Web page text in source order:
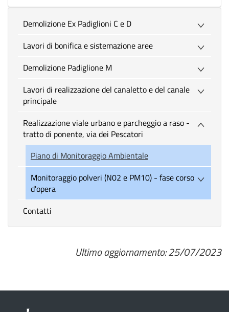
Demolizione Ex Padiglioni C e D
Lavori di bonifica e sistemazione aree
Demolizione Padiglione M
Lavori di realizzazione del canaletto e del canale
principale
Realizzazione viale urbano e parcheggio a raso -
tratto di ponente, via dei Pescatori
Piano di Monitoraggio Ambientale
Monitoraggio polveri (N02 e PM10) - fase corso
d'opera
Contatti
Ultimo aggiornamento: 25/07/2023